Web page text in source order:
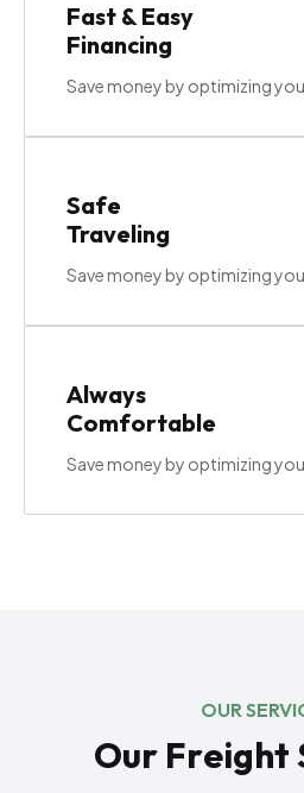
Fast & Easy
Financing
Save money by optimizing
Safe
Traveling
Save money by optimizing
Always
Comfortable
Save money by optimizing
OUR
Our Freight